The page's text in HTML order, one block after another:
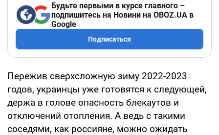
Будьте первыми в курсе главного –
подпишитесь на Новини на OBOZ.UA в
Google
Подписаться
Пережив сверхсложную зиму 2022-2023
годов, украинцы уже готовятся к следующей,
держа в голове опасность блекаутов и
отключений отопления. А ведь с такими
соседями, как россияне, можно ожидать